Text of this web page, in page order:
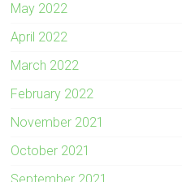
May 2022
April 2022
March 2022
February 2022
November 2021
October 2021